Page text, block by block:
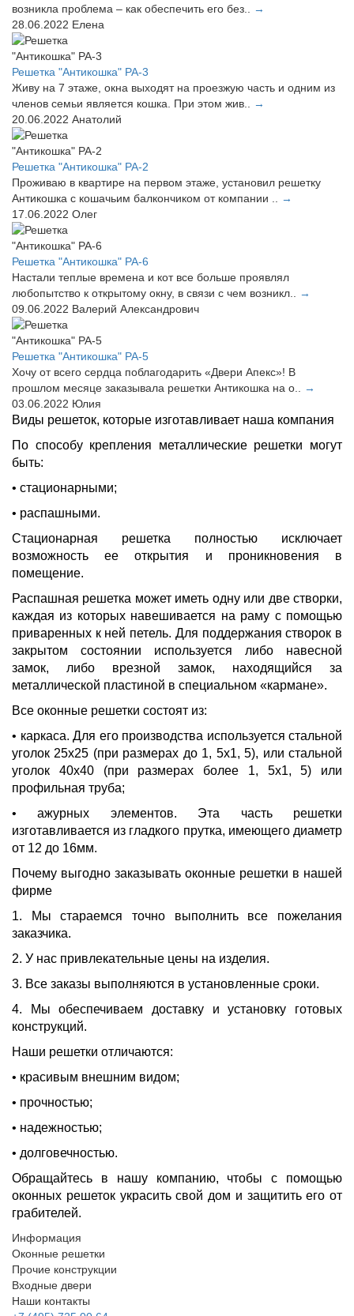
возникла проблема – как обеспечить его без..
→
28.06.2022 Елена
Решетка "Антикошка" РА-3
Живу на 7 этаже, окна выходят на проезжую часть и одним из
членов семьи является кошка. При этом жив..
→
20.06.2022 Анатолий
Решетка "Антикошка" РА-2
Проживаю в квартире на первом этаже, установил решетку
Антикошка с кошачьим балкончиком от компании ..
→
17.06.2022 Олег
Решетка "Антикошка" РА-6
Настали теплые времена и кот все больше проявлял
любопытство к открытому окну, в связи с чем возникл..
→
09.06.2022 Валерий Александрович
Решетка "Антикошка" РА-5
Хочу от всего сердца поблагодарить «Двери Апекс»! В
прошлом месяце заказывала решетки Антикошка на о..
→
03.06.2022 Юлия
Виды решеток, которые изготавливает наша компания
По способу крепления металлические решетки могут
быть:
• стационарными;
• распашными.
Стационарная решетка полностью исключает
возможность ее открытия и проникновения в
помещение.
Распашная решетка может иметь одну или две створки,
каждая из которых навешивается на раму с помощью
приваренных к ней петель. Для поддержания створок в
закрытом состоянии используется либо навесной
замок, либо врезной замок, находящийся за
металлической пластиной в специальном «кармане».
Все оконные решетки состоят из:
• каркаса. Для его производства используется стальной
уголок 25х25 (при размерах до 1, 5х1, 5), или стальной
уголок 40х40 (при размерах более 1, 5х1, 5) или
профильная труба;
• ажурных элементов. Эта часть решетки
изготавливается из гладкого прутка, имеющего диаметр
от 12 до 16мм.
Почему выгодно заказывать оконные решетки в нашей
фирме
1. Мы стараемся точно выполнить все пожелания
заказчика.
2. У нас привлекательные цены на изделия.
3. Все заказы выполняются в установленные сроки.
4. Мы обеспечиваем доставку и установку готовых
конструкций.
Наши решетки отличаются:
• красивым внешним видом;
• прочностью;
• надежностью;
• долговечностью.
Обращайтесь в нашу компанию, чтобы с помощью
оконных решеток украсить свой дом и защитить его от
грабителей.
Информация
Оконные решетки
Прочие конструкции
Входные двери
Наши контакты